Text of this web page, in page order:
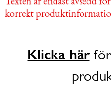
Klicka härför